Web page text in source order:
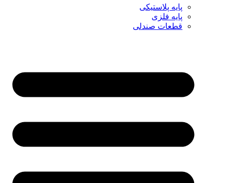
پایه پلاستیکی
پایه فلزی
قطعات صندلی